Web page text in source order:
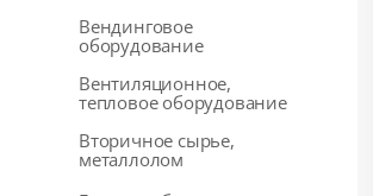
Вендинговое
оборудование
Вентиляционное,
тепловое оборудование
Вторичное сырье,
металлолом